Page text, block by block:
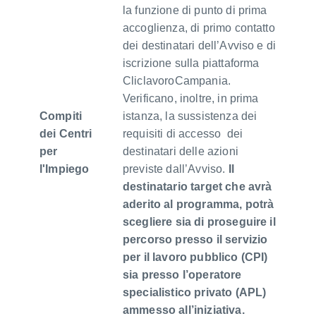
Compiti
dei Centri
per
l'Impiego
la funzione di punto di prima
accoglienza, di primo contatto
dei destinatari dell’Avviso e di
iscrizione sulla piattaforma
CliclavoroCampania.
Verificano, inoltre, in prima
istanza, la sussistenza dei
requisiti di accesso dei
destinatari delle azioni
previste dall’Avviso.
destinatario target che avrà
aderito al programma, potrà
scegliere sia di proseguire il
percorso presso il servizio
per il lavoro pubblico (CPI)
sia presso l’operatore
specialistico privato (APL)
ammesso all’iniziativa.